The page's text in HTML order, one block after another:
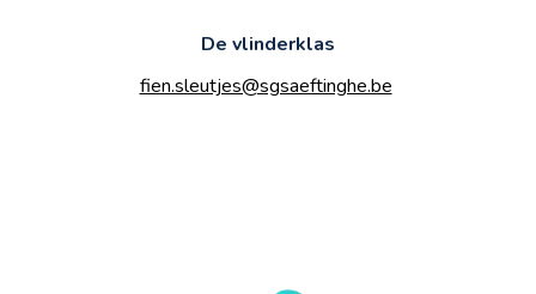
De vlinderklas
fien.sleutjes@sgsaeftinghe.be